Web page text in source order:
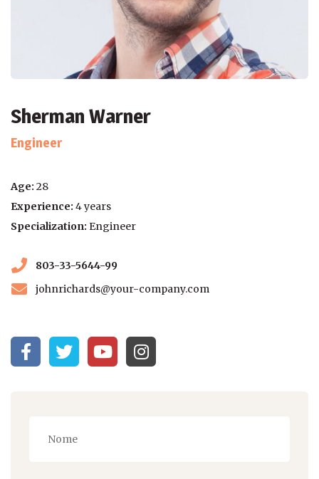
Sherman Warner
Engineer
Age: 28
Experience: 4 years
Specialization: Engineer
803-33-5644-99
johnrichards@your-company.com